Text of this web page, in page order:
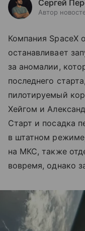
Сергей
Автор
Компания SpaceX
останавливает
за аномалии,
последнего
пилотируемый
Хейгом и
Старт и посадка
в штатном
на МКС, также
вовремя, однако